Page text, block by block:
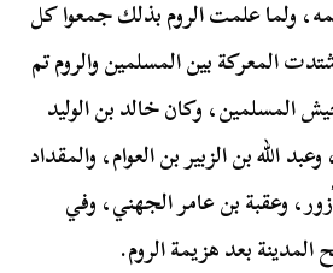
ولما علمت الروم بذلك جمعوا كل
المعركة بين المسلمين والروم تم
المسلمين، وكان خالد بن الوليد
الله بن الزبير بن العوام، والمقداد
وعقبة بن عامر الجهني، وفي
المدينة بعد هزيمة الروم.